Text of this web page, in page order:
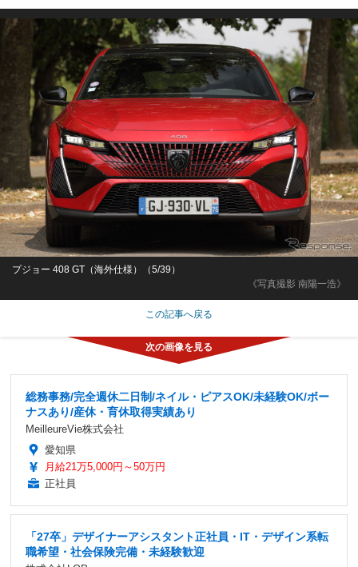
《写真撮影 南陽一浩》
プジョー 408 GT（海外仕様）（5/39）
この記事へ戻る
総務事務/完全週休二日制/ネイル・ピアスOK/未経験OK/ボー
ナスあり/産休・育休取得実績あり
MeilleureVie株式会社
愛知県
月給21万5,000円～50万円
正社員
「27卒」デザイナーアシスタント正社員・IT・デザイン系転
職希望・社会保険完備・未経験歓迎